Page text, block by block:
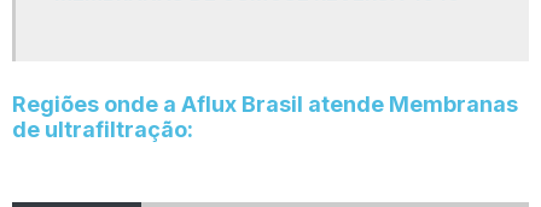
Resina catiônica
Resina catiônica preço
Regiões onde a Aflux Brasil atende Membranas
de ultrafiltração: